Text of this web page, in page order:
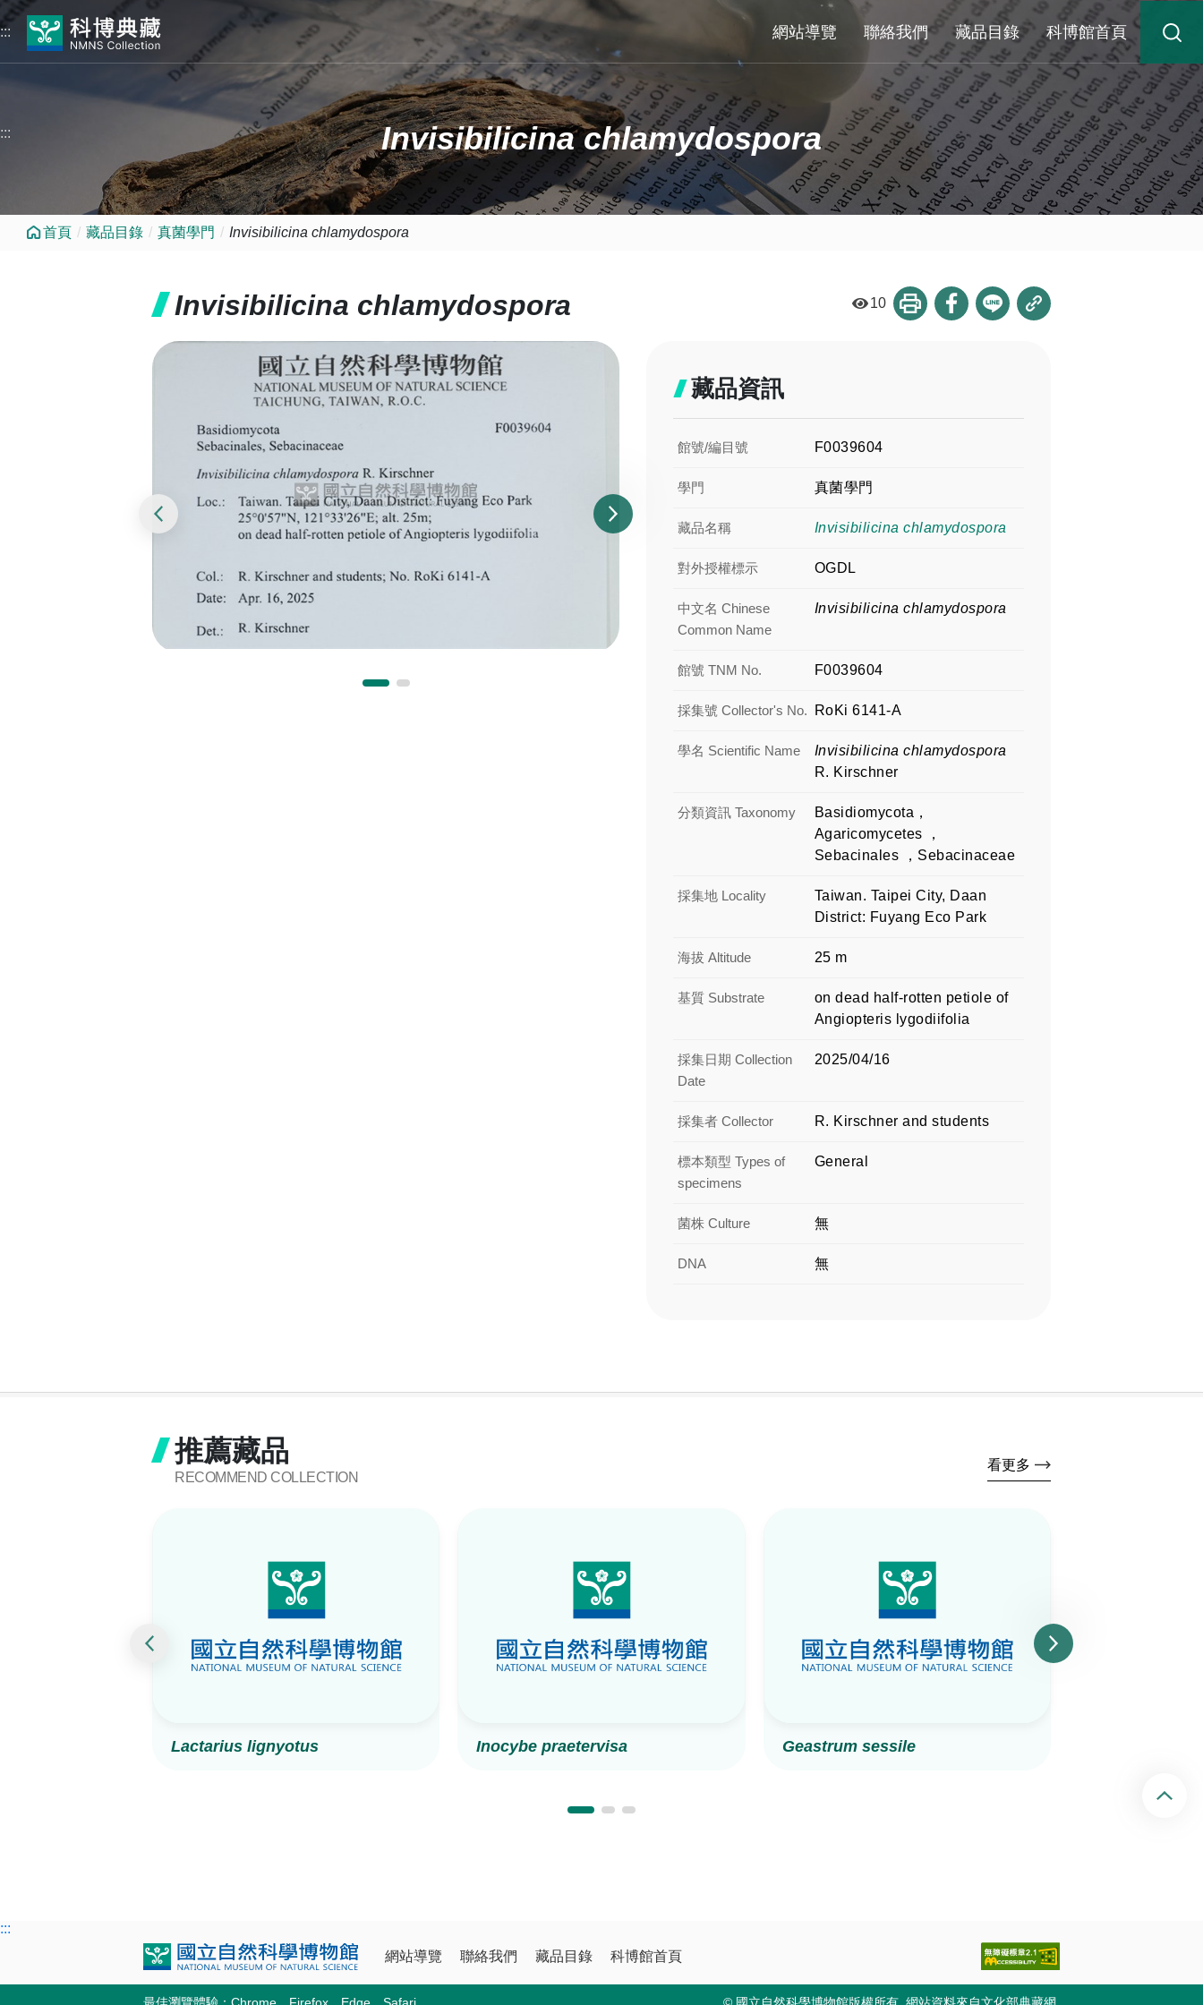
跳到中央內容區塊
:::
網站導覽 聯絡我們 藏品目錄 科博館首頁
Invisibilicina chlamydospora
:::
首頁 藏品目錄 真菌學門 Invisibilicina chlamydospora
Invisibilicina chlamydospora 10
藏品資訊
館號/編目號 F0039604
學門 真菌學門
藏品名稱 Invisibilicina chlamydospora
對外授權標示 OGDL
中文名 Chinese
Common Name
Invisibilicina chlamydospora
館號 TNM No. F0039604
採集號 Collector's No. RoKi 6141-A
學名 Scientific Name
Invisibilicina chlamydospora
R. Kirschner
分類資訊 Taxonomy
Basidiomycota，
Agaricomycetes ，
Sebacinales ，Sebacinaceae
採集地 Locality
Taiwan. Taipei City, Daan
District: Fuyang Eco Park
海拔 Altitude 25 m
基質 Substrate
on dead half-rotten petiole of
Angiopteris lygodiifolia
採集日期 Collection
Date
2025/04/16
採集者 Collector R. Kirschner and students
標本類型 Types of
specimens
General
菌株 Culture 無
DNA 無
推薦藏品
RECOMMEND COLLECTION
看更多
Lactarius lignyotus Inocybe praetervisa Geastrum sessile
:::
網站導覽
聯絡我們 藏品目錄 科博館首頁
回頂端